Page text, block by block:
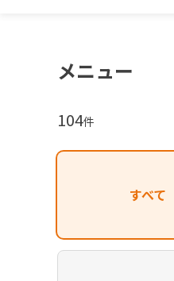
メニュー
104件
すべて